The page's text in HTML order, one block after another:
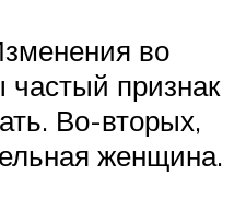
во
признак
Во-вторых,
женщина.